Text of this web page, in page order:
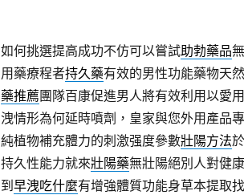
如何挑選提高成功不仿可以嘗試助勃藥品
用藥療程者持久藥有效的男性功能藥物天
藥推薦團隊百康促進男人將有效利用以愛
洩情形為何延時噴劑，皇家與您外用產品
純植物補充體力的刺激强度參數壯陽方法
持久性能力就來壯陽藥無壯陽絕別人對健
到 早洩吃什麼有增強體質功能身草本提取